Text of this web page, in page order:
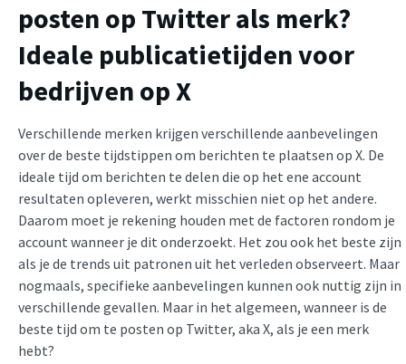
posten op Twitter als merk?
Ideale publicatietijden voor
bedrijven op X
Verschillende merken krijgen verschillende aanbevelingen
over de beste tijdstippen om berichten te plaatsen op X. De
ideale tijd om berichten te delen die op het ene account
resultaten opleveren, werkt misschien niet op het andere.
Daarom moet je rekening houden met de factoren rondom je
account wanneer je dit onderzoekt. Het zou ook het beste zijn
als je de trends uit patronen uit het verleden observeert. Maar
nogmaals, specifieke aanbevelingen kunnen ook nuttig zijn in
verschillende gevallen. Maar in het algemeen, wanneer is de
beste tijd om te posten op Twitter, aka X, als je een merk
hebt?